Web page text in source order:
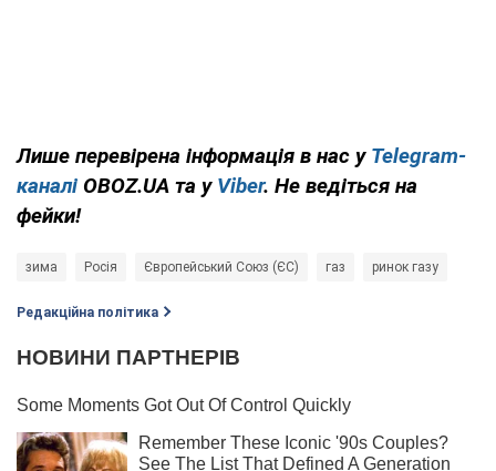
Лише перевірена інформація в нас у Telegram-
каналі OBOZ.UA та у Viber. Не ведіться на
фейки!
зима Росія Європейський Союз (ЄС) газ ринок газу
Редакційна політика